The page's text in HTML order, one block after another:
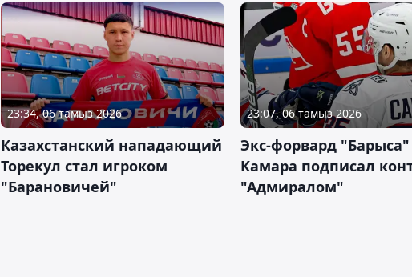
23:34, 06 тамыз 2026
Казахстанский нападающий
Торекул стал игроком
"Барановичей"
23:07, 06 тамыз 2026
Экс-форвард "Барыса"
Камара подписал
"Адмиралом"